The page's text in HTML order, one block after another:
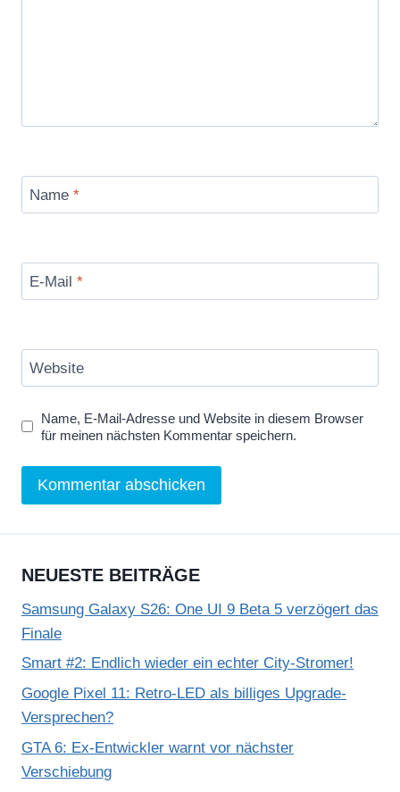
Name *
E-Mail *
Website
Name, E-Mail-Adresse und Website in diesem Browser
für meinen nächsten Kommentar speichern.
NEUESTE BEITRÄGE
Samsung Galaxy S26: One UI 9 Beta 5 verzögert das
Finale
Smart #2: Endlich wieder ein echter City-Stromer!
Google Pixel 11: Retro-LED als billiges Upgrade-
Versprechen?
GTA 6: Ex-Entwickler warnt vor nächster
Verschiebung